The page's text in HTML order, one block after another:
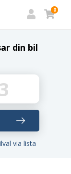
0
din bil
via lista